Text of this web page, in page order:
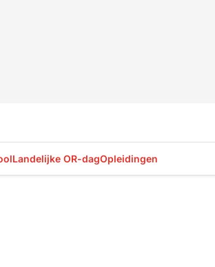
Landelijke OR-dagOpleidingen